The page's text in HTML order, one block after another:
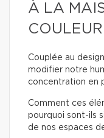
À LA
Couplée au
modifier notre
concentration en
Comment ces
pourquoi sont-ils
de nos espaces